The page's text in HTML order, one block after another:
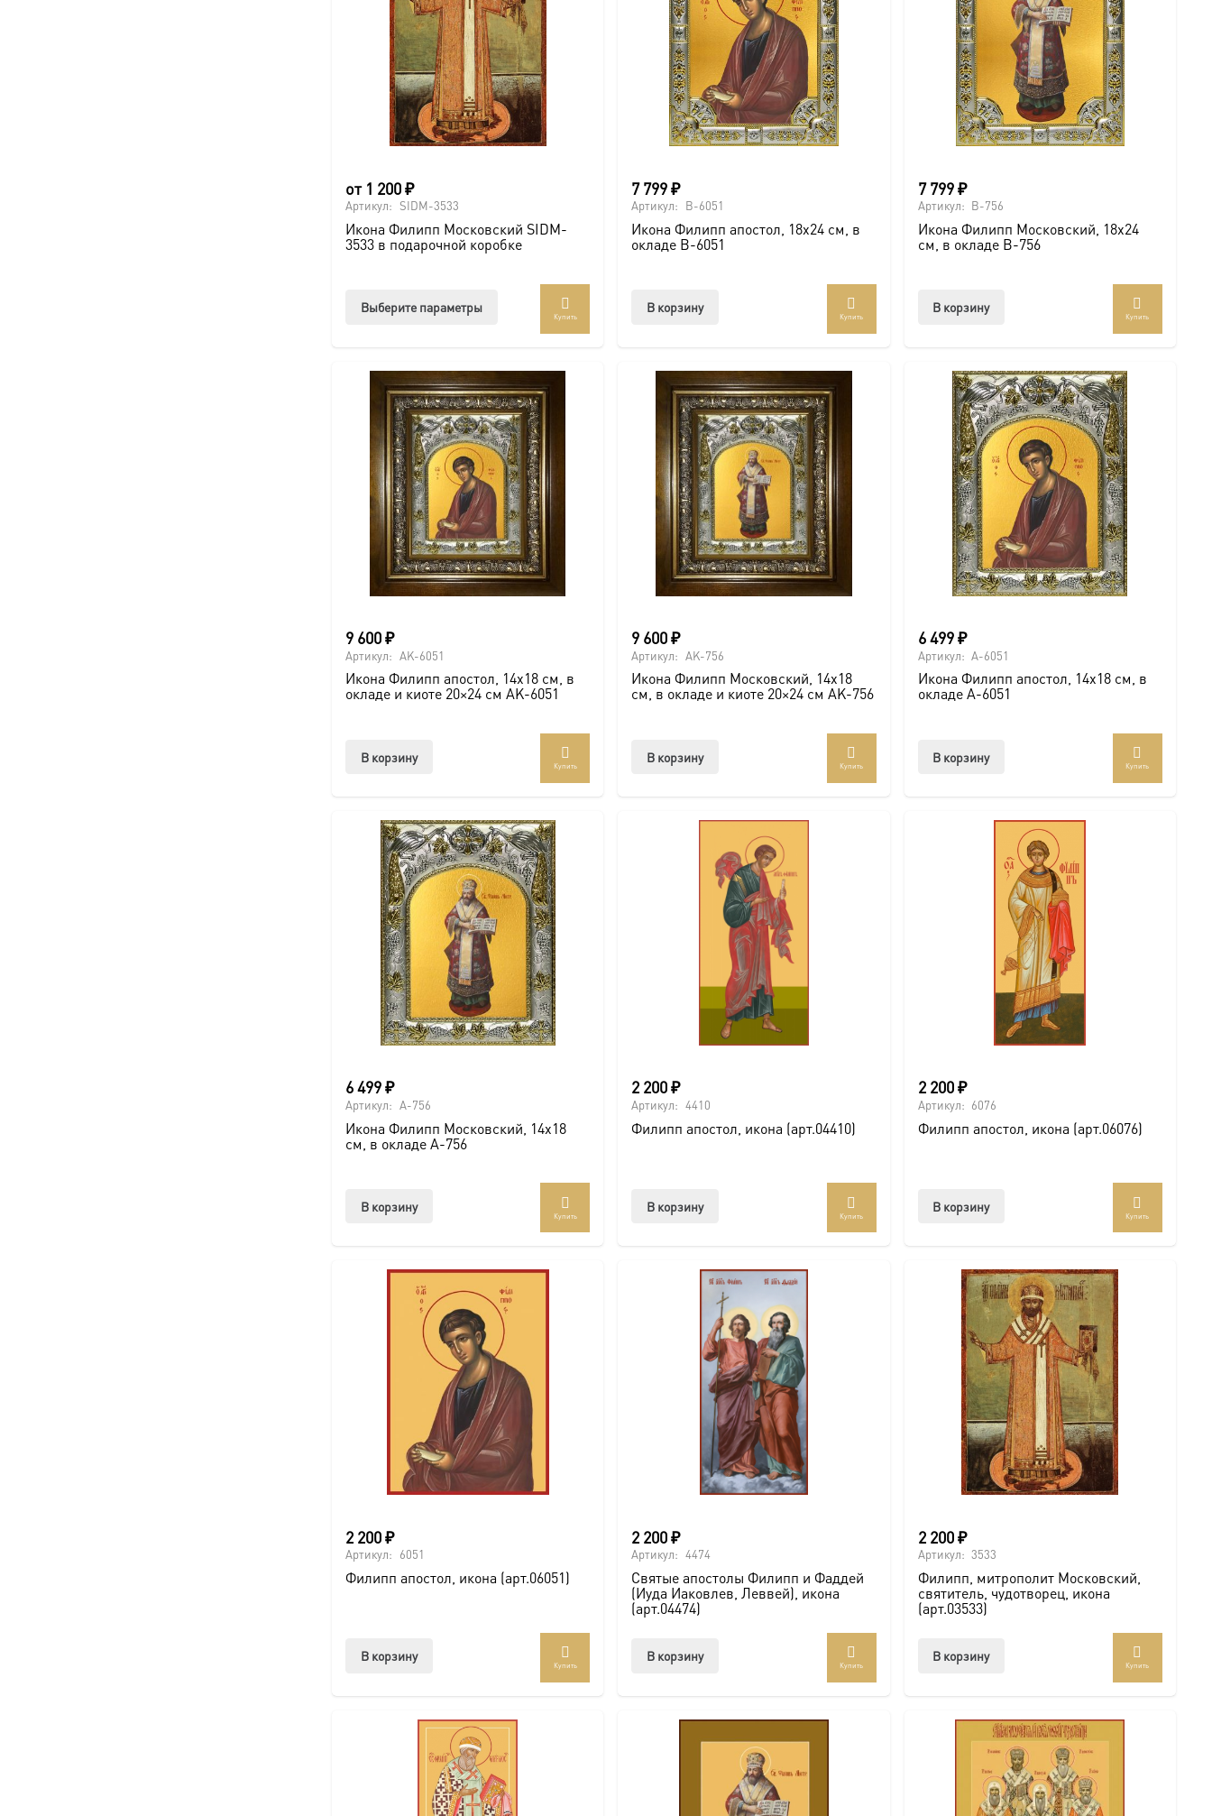
на
странице
товара.
от 1 200₽
Артикул: SIDM-3533
Икона Филипп Московский SIDM-
3533 в подарочной коробке
Выберите параметры
вариаций.
Опции
можно
выбрать
на
странице
товара.
Купить
7 799₽
Артикул: B-6051
Икона Филипп апостол, 18х24 см, в
окладе B-6051
В корзину
Купить
7 799₽
Артикул: B-756
Икона Филипп Московский, 18х24
см, в окладе B-756
В корзину
Купить
9 600₽
Артикул: AK-6051
Икона Филипп апостол, 14х18 см, в
окладе и киоте 20×24 см AK-6051
В корзину
Купить
9 600₽
Артикул: AK-756
Икона Филипп Московский, 14х18
см, в окладе и киоте 20×24 см AK-756
В корзину
Купить
6 499₽
Артикул: A-6051
Икона Филипп апостол, 14х18 см, в
окладе A-6051
В корзину
Купить
6 499₽
Артикул: A-756
Икона Филипп Московский, 14х18
см, в окладе A-756
В корзину
Купить
2 200₽
Артикул: 4410
Филипп апостол, икона (арт.04410)
В корзину
Купить
2 200₽
Артикул: 6076
Филипп апостол, икона (арт.06076)
В корзину
Купить
2 200₽
Артикул: 6051
Филипп апостол, икона (арт.06051)
В корзину
Купить
2 200₽
Артикул: 4474
Святые апостолы Филипп и Фаддей
(Иуда Иаковлев, Леввей), икона
(арт.04474)
В корзину
Купить
2 200₽
Артикул: 3533
Филипп, митрополит Московский,
святитель, чудотворец, икона
(арт.03533)
В корзину
Купить